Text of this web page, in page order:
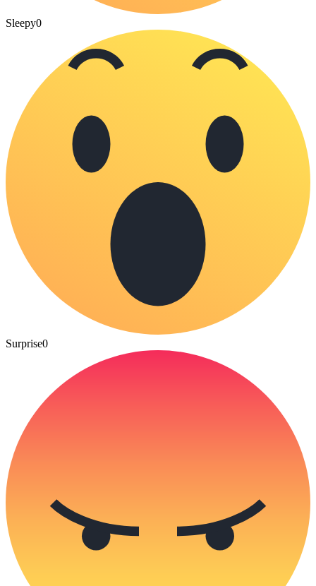
Sleepy0
Surprise0